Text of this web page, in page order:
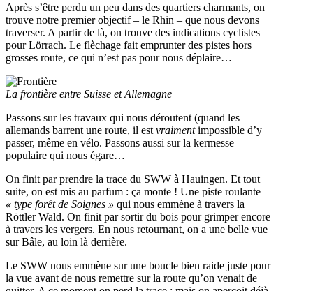
Après s’être perdu un peu dans des quartiers charmants, on
trouve notre premier objectif – le Rhin – que nous devons
traverser. A partir de là, on trouve des indications cyclistes
pour Lörrach. Le flèchage fait emprunter des pistes hors
grosses route, ce qui n’est pas pour nous déplaire…
La frontière entre Suisse et Allemagne
Passons sur les travaux qui nous déroutent (quand les
allemands barrent une route, il est vraimentimpossible d’y
passer, même en vélo. Passons aussi sur la kermesse
populaire qui nous égare…
On finit par prendre la trace du SWW à Hauingen. Et tout
suite, on est mis au parfum : ça monte ! Une piste roulante
« type forêt de Soignes » qui nous emmène à travers la
Röttler Wald. On finit par sortir du bois pour grimper encore
à travers les vergers. En nous retournant, on a une belle vue
sur Bâle, au loin là derrière.
Le SWW nous emmène sur une boucle bien raide juste pour
la vue avant de nous remettre sur la route qu’on venait de